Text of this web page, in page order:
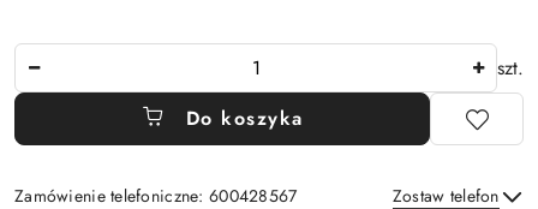
szt.
Do koszyka
Zamówienie telefoniczne: 600428567 Zostaw telefon